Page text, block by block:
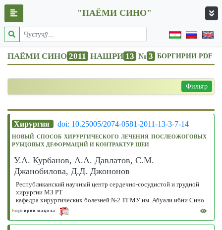
"ПАЁМИ СИНО"
ПАЁМИ СИНО 2011 НАШРИ 13 № 3 БОРГИРИИ PDF
Фильтр
Хирургия doi: 10.25005/2074-0581-2011-13-3-7-14
НОВЫЙ СПОСОБ ХИРУРГИЧЕСКОГО ЛЕЧЕНИЯ ПОСЛЕОЖОГОВЫХ
РУБЦОВЫХ ДЕФОРМАЦИЙ И КОНТРАКТУР ШЕИ
У.А. Курбанов, А.А. Давлатов, С.М.
Джанобилова, Д.Д. Джононов
Республиканский научный центр сердечно-сосудистой и грудной
хирургии МЗ РТ
кафедра хирургических болезней №2 ТГМУ им. Абуали ибни Сино
Боргирии мақола: